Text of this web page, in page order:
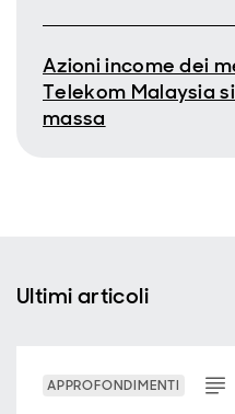
Azioni income dei
Telekom Malaysia
massa
Ultimi articoli
APPROFONDIMENTI